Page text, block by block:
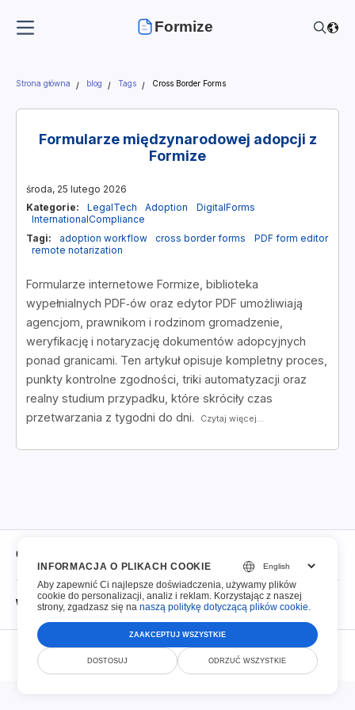
Formize
Strona główna blog Tags Cross Border Forms
Formularze międzynarodowej adopcji z
Formize
środa, 25 lutego 2026
Kategorie:
LegalTech Adoption
DigitalForms
InternationalCompliance
Tagi:
adoption workflow cross border forms
PDF form editor
remote notarization
Formularze internetowe Formize, biblioteka
wypełnialnych PDF‑ów oraz edytor PDF umożliwiają
agencjom, prawnikom i rodzinom gromadzenie,
weryfikację i notaryzację dokumentów adopcyjnych
ponad granicami. Ten artykuł opisuje kompletny proces,
punkty kontrolne zgodności, triki automatyzacji oraz
realny studium przypadku, które skróciły czas
przetwarzania z tygodni do dni.
Czytaj więcej...
O
O
Kontakt
Polityka przechowywania plików
Wypełnialne pliki PDF
Wypełnialne pliki PDF
Warunki świadczenia usług Polityka prywatności DMCA
INFORMACJA O PLIKACH COOKIE
Aby zapewnić Ci najlepsze doświadczenia, używamy plików
cookie do personalizacji, analiz i reklam. Korzystając z naszej
strony, zgadzasz się nanaszą politykę dotyczącą plików cookie.
ZAAKCEPTUJ WSZYSTKIE
DOSTOSUJ ODRZUĆ WSZYSTKIE